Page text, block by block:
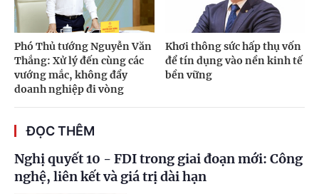
Phó Thủ tướng Nguyễn Văn
Thắng: Xử lý đến cùng các
vướng mắc, không đẩy
doanh nghiệp đi vòng
Khơi thông sức hấp thụ vốn
để tín dụng vào nền kinh tế
bền vững
ĐỌC THÊM
Nghị quyết 10 - FDI trong giai đoạn mới: Công
nghệ, liên kết và giá trị dài hạn